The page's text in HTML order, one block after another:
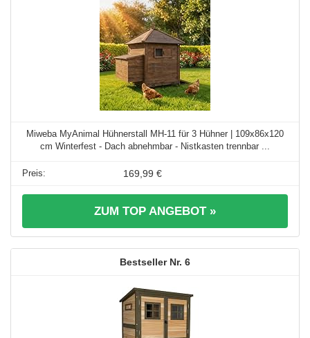
Miweba MyAnimal Hühnerstall MH-11 für 3 Hühner | 109x86x120
cm Winterfest - Dach abnehmbar - Nistkasten trennbar ...
169,99 €
ZUM TOP ANGEBOT »
6